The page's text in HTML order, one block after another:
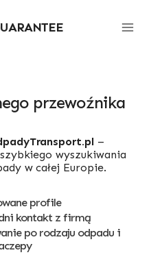
przewoźnika
–
wyszukiwania
w całej Europie.
profile
kontakt z firmą
po rodzaju odpadu i